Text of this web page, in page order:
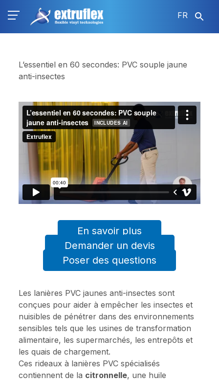
au
FR
L’essentiel en 60 secondes: PVC souple jaune
anti-insectes
En savoir plus
Demander un devis
Poser des questions
Les lanières PVC jaunes anti-insectes sont
conçues pour aider à empêcher les insectes et
nuisibles de pénétrer dans des environnements
sensibles tels que les usines de transformation
alimentaire, les supermarchés, les entrepôts et
les quais de chargement.
Ces rideaux à lanières PVC spécialisés
contiennent de la citronnelle, une huile